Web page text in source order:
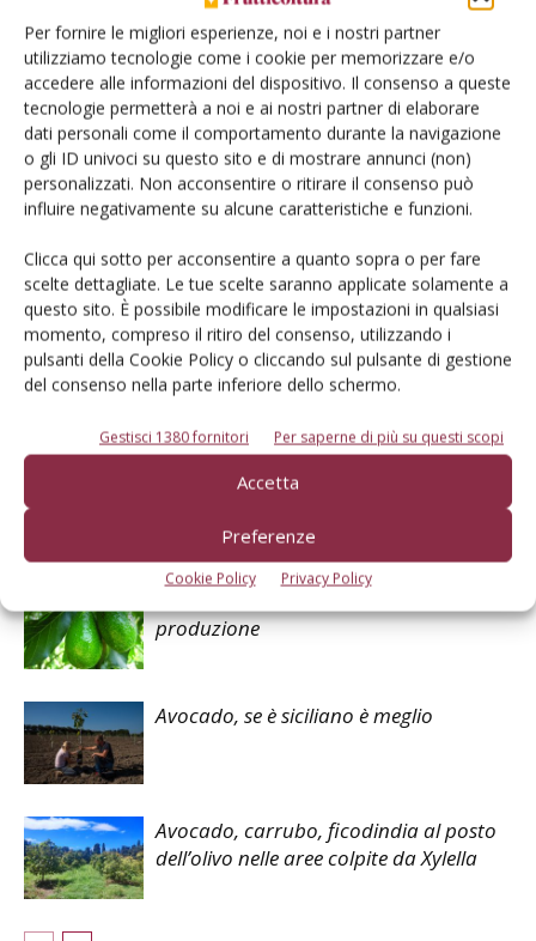
Per fornire le migliori esperienze, noi e i nostri partner
utilizziamo tecnologie come i cookie per memorizzare e/o
accedere alle informazioni del dispositivo. Il consenso a queste
tecnologie permetterà a noi e ai nostri partner di elaborare
dati personali come il comportamento durante la navigazione
o gli ID univoci su questo sito e di mostrare annunci (non)
personalizzati. Non acconsentire o ritirare il consenso può
influire negativamente su alcune caratteristiche e funzioni.
Clicca qui sotto per acconsentire a quanto sopra o per fare
scelte dettagliate. Le tue scelte saranno applicate solamente a
questo sito. È possibile modificare le impostazioni in qualsiasi
momento, compreso il ritiro del consenso, utilizzando i
pulsanti della Cookie Policy o cliccando sul pulsante di gestione
del consenso nella parte inferiore dello schermo.
Gestisci 1380 fornitori Per saperne di più su questi scopi
Accetta
Preferenze
Cookie Policy Privacy Policy
calda su frutti di avocado di scarto per l’ottenimento di un
prodotto disidratato da convertire in una polvere da
utilizzare ai fini alimentari.
Leggi l’articolo completo pubblicato sulla rivista di
Frutticoltura e Ortofloricoltura n.7/2023
TAG avocado
Facebook Twitter
produzione
Avocado, se è siciliano è meglio
Avocado, carrubo, ficodindia al posto
dell’olivo nelle aree colpite da Xylella